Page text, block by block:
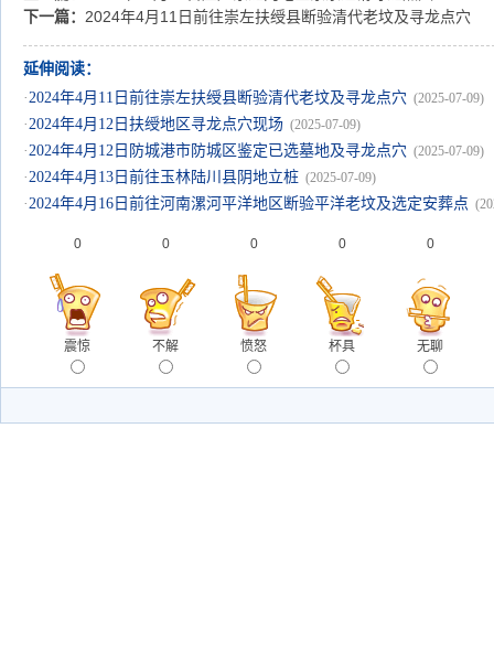
下一篇： 2024年4月11日前往崇左扶绶县断验清代老坟及寻龙点穴
延伸阅读：
·2024年4月11日前往崇左扶绶县断验清代老坟及寻龙点穴 (2025-07-09)
·2024年4月12日扶绶地区寻龙点穴现场 (2025-07-09)
·2024年4月12日防城港市防城区鉴定已选墓地及寻龙点穴 (2025-07-09)
·2024年4月13日前往玉林陆川县阴地立桩 (2025-07-09)
·2024年4月16日前往河南漯河平洋地区断验平洋老坟及选定安葬点
0
震惊
0
不解
0
愤怒
0
杯具
0
无聊